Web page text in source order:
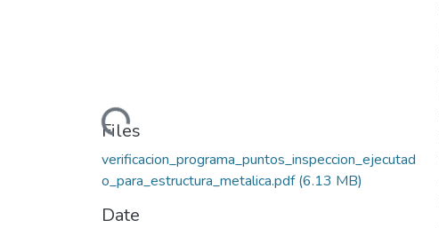
Loading...
Files
verificacion_programa_puntos_inspeccion_ejecutad
o_para_estructura_metalica.pdf(6.13 MB)
Date